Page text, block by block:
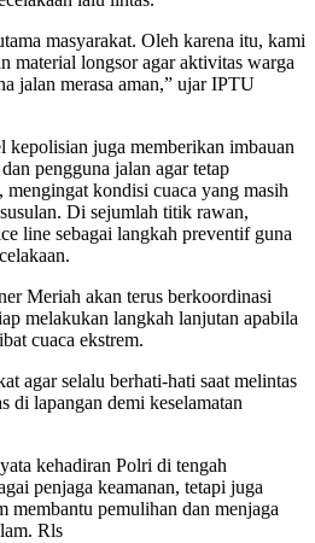
masyarakat. Oleh karena itu, kami
material longsor agar aktivitas warga
jalan merasa aman,” ujar IPTU
kepolisian juga memberikan imbauan
pengguna jalan agar tetap
mengingat kondisi cuaca yang masih
Di sejumlah titik rawan,
line sebagai langkah preventif guna
Meriah akan terus berkoordinasi
melakukan langkah lanjutan apabila
cuaca ekstrem.
agar selalu berhati-hati saat melintas
di lapangan demi keselamatan
kehadiran Polri di tengah
penjaga keamanan, tetapi juga
membantu pemulihan dan menjaga
Rls